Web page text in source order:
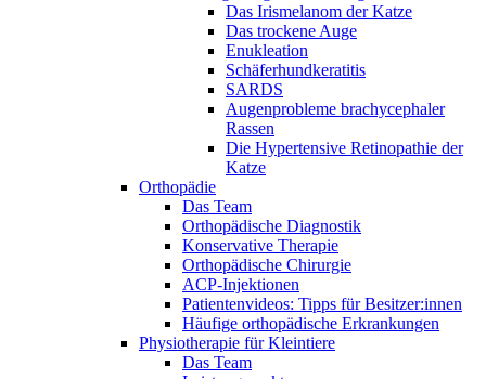
Das Irismelanom der Katze
Das trockene Auge
Enukleation
Schäferhundkeratitis
SARDS
Augenprobleme brachycephaler
Rassen
Die Hypertensive Retinopathie der
Katze
Orthopädie
Das Team
Orthopädische Diagnostik
Konservative Therapie
Orthopädische Chirurgie
ACP-Injektionen
Patientenvideos: Tipps für Besitzer:innen
Häufige orthopädische Erkrankungen
Physiotherapie für Kleintiere
Das Team